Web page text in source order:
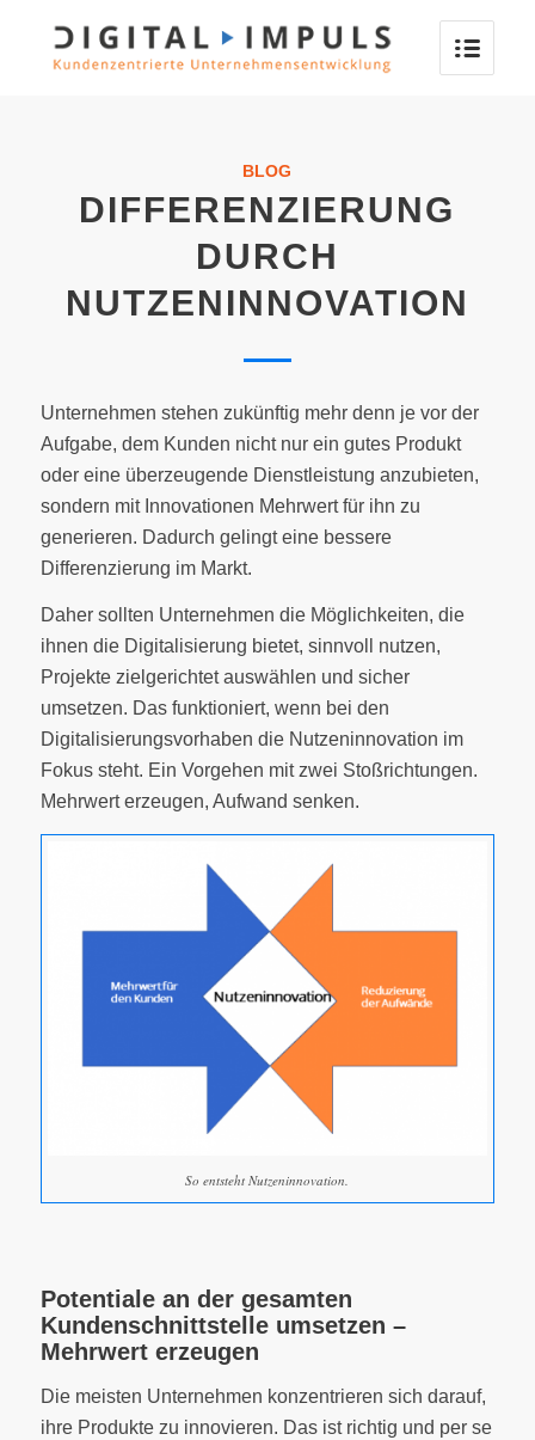
BLOG
DIFFERENZIERUNG
DURCH
NUTZENINNOVATION
Unternehmen stehen zukünftig mehr denn je vor der
Aufgabe, dem Kunden nicht nur ein gutes Produkt
oder eine überzeugende Dienstleistung anzubieten,
sondern mit Innovationen Mehrwert für ihn zu
generieren. Dadurch gelingt eine bessere
Differenzierung im Markt.
Daher sollten Unternehmen die Möglichkeiten, die
ihnen die Digitalisierung bietet, sinnvoll nutzen,
Projekte zielgerichtet auswählen und sicher
umsetzen. Das funktioniert, wenn bei den
Digitalisierungsvorhaben die Nutzeninnovation im
Fokus steht. Ein Vorgehen mit zwei Stoßrichtungen.
Mehrwert erzeugen, Aufwand senken.
So entsteht Nutzeninnovation.
Potentiale an der gesamten
Kundenschnittstelle umsetzen –
Mehrwert erzeugen
Die meisten Unternehmen konzentrieren sich darauf,
ihre Produkte zu innovieren. Das ist richtig und per se